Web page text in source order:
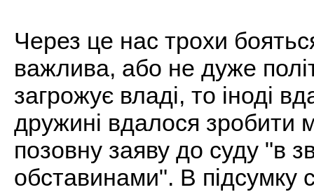
Через це нас трохи
важлива, або не дуже
загрожує владі, то іноді
дружині вдалося зробити
позовну заяву до суду "в
обставинами". В підсумку